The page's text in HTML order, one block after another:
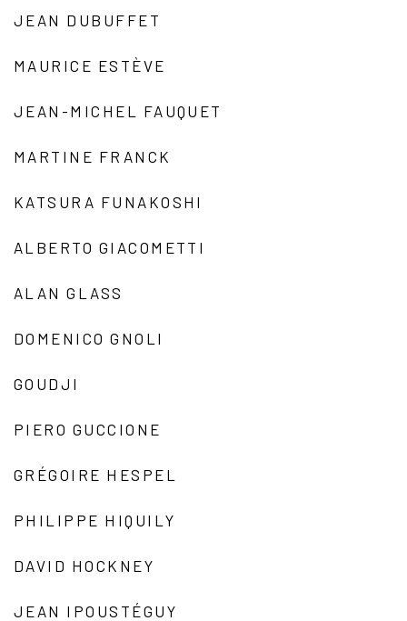
JEAN DUBUFFET
MAURICE ESTÈVE
JEAN-MICHEL FAUQUET
MARTINE FRANCK
KATSURA FUNAKOSHI
ALBERTO GIACOMETTI
ALAN GLASS
DOMENICO GNOLI
GOUDJI
PIERO GUCCIONE
GRÉGOIRE HESPEL
PHILIPPE HIQUILY
DAVID HOCKNEY
JEAN IPOUSTÉGUY